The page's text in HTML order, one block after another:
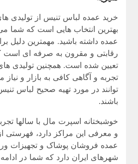
خرید عمده لباس تنیس از تولیدی
بهترین انتخاب هایی است که شما می
عمده داشته باشید. مهمترین دلیل
رقابتی و مقرون به صرفه ای است
تعیین شده است. همچنین تولیدی
تجربه و آگاهی کافی به بازار و
توانند در مورد تهیه صحیح لباس
باشند.
خوشبختانه اسپرت مال با سالها
و معرفی این مراکز دارد، فهرستی
عمده فروشان پوشاک و تجهیزات
شهرهای ایران دارد که شما در